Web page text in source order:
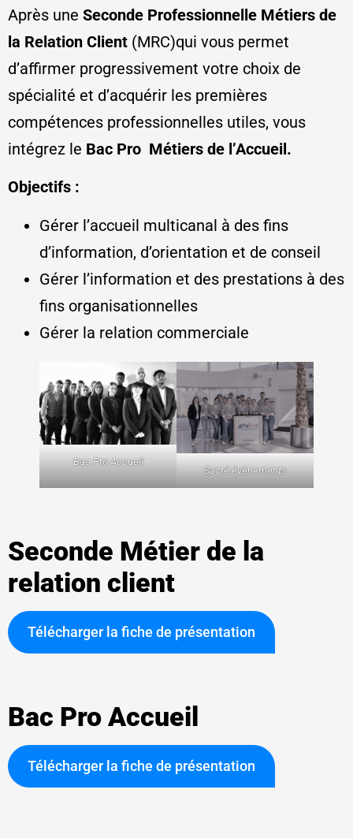
Après une Seconde Professionnelle Métiers de
la Relation Client (MRC)qui vous permet
d’affirmer progressivement votre choix de
spécialité et d’acquérir les premières
compétences professionnelles utiles, vous
intégrez le Bac Pro Métiers de l’Accueil.
Objectifs :
Gérer l’accueil multicanal à des fins
d’information, d’orientation et de conseil
Gérer l’information et des prestations à des
fins organisationnelles
Gérer la relation commerciale
Bac Pro Accueil
Sacré évènements
Seconde Métier de la
relation client
Télécharger la fiche de présentation
Bac Pro Accueil
Télécharger la fiche de présentation